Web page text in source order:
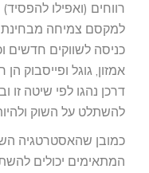
רווחים (ואפילו
למקסם צמיחה מבחינת
כניסה לשווקים חדשים
דרכן נהגו לפי שיטה זו
להשתלט על השוק
כמובן שהאסטרטגיה
המתאימים יכולים